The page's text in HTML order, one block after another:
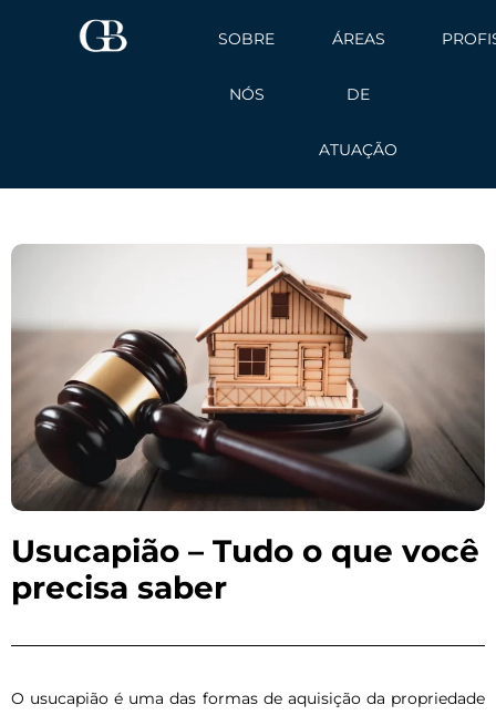
SOBRE
NÓS
ÁREAS
DE
ATUAÇÃO
Usucapião – Tudo o que você
precisa saber
O usucapião é uma das formas de aquisição da propriedade